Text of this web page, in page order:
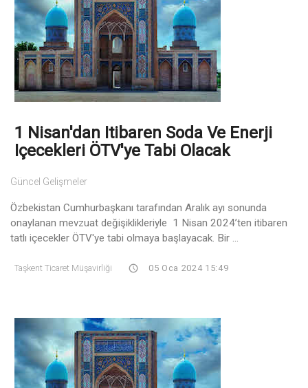
1 Nisan'dan Itibaren Soda Ve Enerji
Içecekleri ÖTV'ye Tabi Olacak
Güncel Gelişmeler
Özbekistan Cumhurbaşkanı tarafından Aralık ayı sonunda
onaylanan mevzuat değişiklikleriyle 1 Nisan 2024’ten itibaren
tatlı içecekler ÖTV'ye tabi olmaya başlayacak. Bir ...
Taşkent Ticaret Müşavirliği 05 Oca 2024 15:49